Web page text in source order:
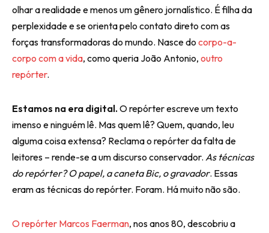
olhar a realidade e menos um gênero jornalístico. É filha da
perplexidade e se orienta pelo contato direto com as
forças transformadoras do mundo. Nasce do corpo-a-
corpo com a vida, como queria João Antonio, outro
repórter.
Estamos na era digital.O repórter escreve um texto
imenso e ninguém lê. Mas quem lê? Quem, quando, leu
alguma coisa extensa? Reclama o repórter da falta de
leitores – rende-se a um discurso conservador. As técnicas
do repórter? O papel, a caneta Bic, o gravador. Essas
eram as técnicas do repórter. Foram. Há muito não são.
O repórter Marcos Faerman, nos anos 80, descobriu a